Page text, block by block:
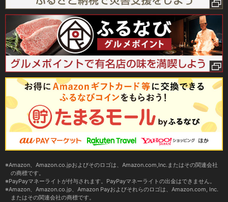
Amazon、Amazon.co.jpおよびそのロゴは、Amazon.com,Inc.またはその関連会社
の商標です。
PayPayマネーライトが付与されます。PayPayマネーライトの出金はできません。
Amazon、Amazon.co.jp、Amazon Payおよびそれらのロゴは、Amazon.com, Inc.
またはその関連会社の商標です。